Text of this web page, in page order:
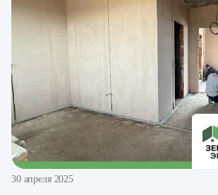
30 апреля 2025